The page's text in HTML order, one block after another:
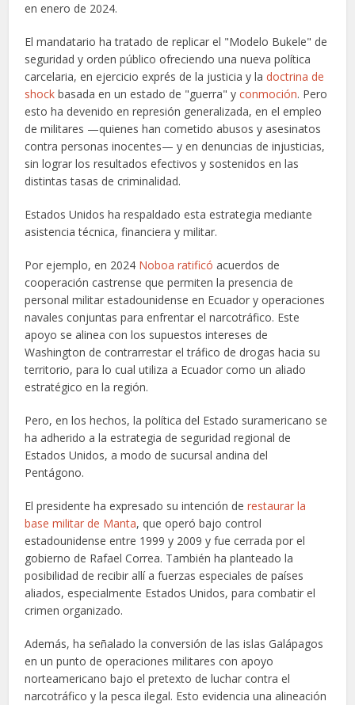
en enero de 2024.
El mandatario ha tratado de replicar el "Modelo Bukele" de
seguridad y orden público ofreciendo una nueva política
carcelaria, en ejercicio exprés de la justicia y ladoctrina de
shock basada en un estado de "guerra" yconmoción. Pero
esto ha devenido en represión generalizada, en el empleo
de militares —quienes han cometido abusos y asesinatos
contra personas inocentes— y en denuncias de injusticias,
sin lograr los resultados efectivos y sostenidos en las
distintas tasas de criminalidad.
Estados Unidos ha respaldado esta estrategia mediante
asistencia técnica, financiera y militar.
Por ejemplo, en 2024 Noboa ratificó acuerdos de
cooperación castrense que permiten la presencia de
personal militar estadounidense en Ecuador y operaciones
navales conjuntas para enfrentar el narcotráfico. Este
apoyo se alinea con los supuestos intereses de
Washington de contrarrestar el tráfico de drogas hacia su
territorio, para lo cual utiliza a Ecuador como un aliado
estratégico en la región.
Pero, en los hechos, la política del Estado suramericano se
ha adherido a la estrategia de seguridad regional de
Estados Unidos, a modo de sucursal andina del
Pentágono.
El presidente ha expresado su intención derestaurar la
base militar de Manta, que operó bajo control
estadounidense entre 1999 y 2009 y fue cerrada por el
gobierno de Rafael Correa. También ha planteado la
posibilidad de recibir allí a fuerzas especiales de países
aliados, especialmente Estados Unidos, para combatir el
crimen organizado.
Además, ha señalado la conversión de las islas Galápagos
en un punto de operaciones militares con apoyo
norteamericano bajo el pretexto de luchar contra el
narcotráfico y la pesca ilegal. Esto evidencia una alineación